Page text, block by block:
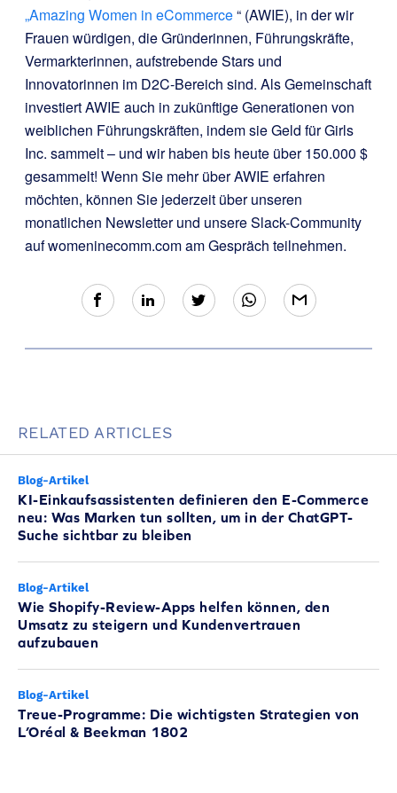
„Amazing Women in eCommerce“ (AWIE), in der wir
Frauen würdigen, die Gründerinnen, Führungskräfte,
Vermarkterinnen, aufstrebende Stars und
Innovatorinnen im D2C-Bereich sind. Als Gemeinschaft
investiert AWIE auch in zukünftige Generationen von
weiblichen Führungskräften, indem sie Geld für Girls
Inc. sammelt – und wir haben bis heute über 150.000 $
gesammelt! Wenn Sie mehr über AWIE erfahren
möchten, können Sie jederzeit über unseren
monatlichen Newsletter und unsere Slack-Community
auf womeninecomm.com am Gespräch teilnehmen.
RELATED ARTICLES
Blog-Artikel
KI-Einkaufsassistenten definieren den E-Commerce
neu: Was Marken tun sollten, um in der ChatGPT-
Suche sichtbar zu bleiben
Blog-Artikel
Wie Shopify-Review-Apps helfen können, den
Umsatz zu steigern und Kundenvertrauen
aufzubauen
Blog-Artikel
Treue-Programme: Die wichtigsten Strategien von
L’Oréal & Beekman 1802